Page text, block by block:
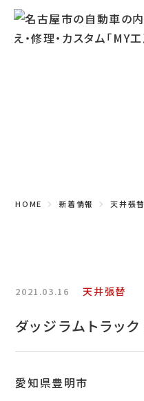
特定商取引表示
新着情報
HOME 新着情報 天井張替
2021.03.16 天井張替
ダッジラムトラッ
愛知県豊明市